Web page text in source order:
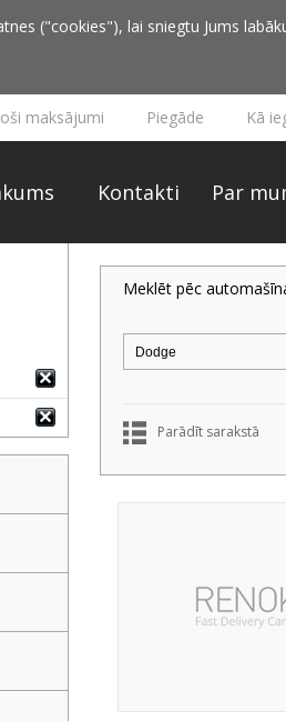
("cookies"), lai sniegtu Jums
maksājumi Piegāde Kā
Kontakti Par
Meklēt pēc
Parādīt sarakstā